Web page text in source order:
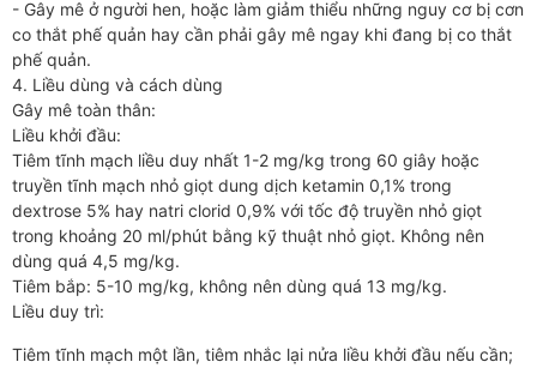
- Gây mê ở người hen, hoặc làm giảm thiểu những nguy cơ bị cơn
co thắt phế quản hay cần phải gây mê ngay khi đang bị co thắt
phế quản.
4. Liều dùng và cách dùng
Gây mê toàn thân:
Liều khởi đầu:
Tiêm tĩnh mạch liều duy nhất 1-2 mg/kg trong 60 giây hoặc
truyền tĩnh mạch nhỏ giọt dung dịch ketamin 0,1% trong
dextrose 5% hay natri clorid 0,9% với tốc độ truyền nhỏ giọt
trong khoảng 20 ml/phút bằng kỹ thuật nhỏ giọt. Không nên
dùng quá 4,5 mg/kg.
Tiêm bắp: 5-10 mg/kg, không nên dùng quá 13 mg/kg.
Liều duy trì:
Tiêm tĩnh mạch một lần, tiêm nhắc lại nửa liều khởi đầu nếu cần;